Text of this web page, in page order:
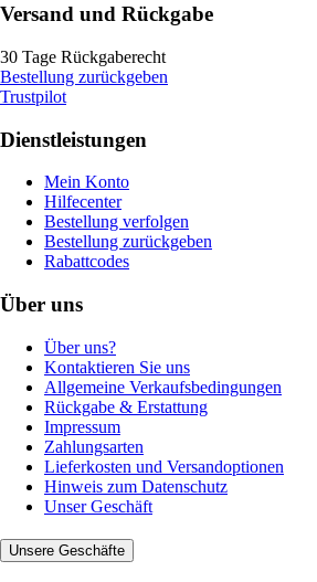
Versand und Rückgabe
30 Tage Rückgaberecht
Bestellung zurückgeben
Trustpilot
Dienstleistungen
Mein Konto
Hilfecenter
Bestellung verfolgen
Bestellung zurückgeben
Rabattcodes
Über uns
Über uns?
Kontaktieren Sie uns
Allgemeine Verkaufsbedingungen
Rückgabe & Erstattung
Impressum
Zahlungsarten
Lieferkosten und Versandoptionen
Hinweis zum Datenschutz
Unser Geschäft
Unsere Geschäfte